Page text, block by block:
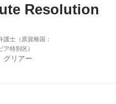
Resolution
護士（原資格国：
ア特別区）
リアー